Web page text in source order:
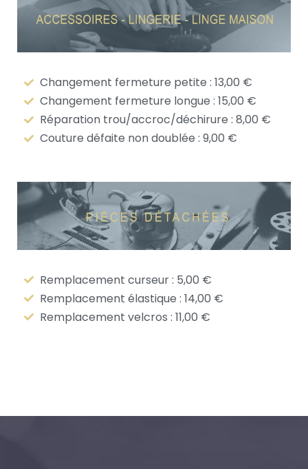
Changement fermeture petite : 13,00 €
Changement fermeture longue : 15,00 €
Réparation trou/accroc/déchirure : 8,00 €
Couture défaite non doublée : 9,00 €
Remplacement curseur : 5,00 €
Remplacement élastique : 14,00 €
Remplacement velcros : 11,00 €